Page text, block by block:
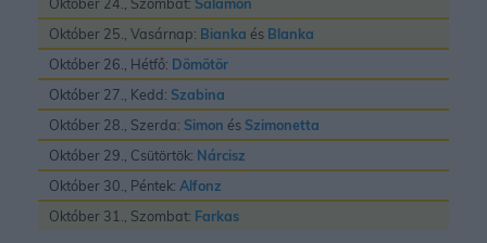
Október 25., Vasárnap: Bianka és Blanka
Október 26., Hétfő: Dömötör
Október 27., Kedd: Szabina
Október 28., Szerda: Simon és Szimonetta
Október 29., Csütörtök: Nárcisz
Október 30., Péntek: Alfonz
Október 31., Szombat: Farkas